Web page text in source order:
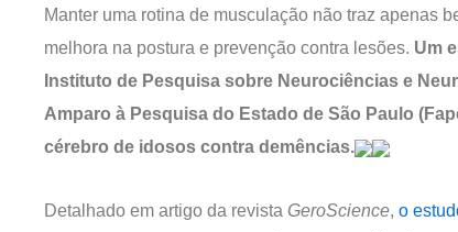
Manter uma rotina de musculação não traz apenas
melhora na postura e prevenção contra lesões. Um
Instituto de Pesquisa sobre Neurociências e
Amparo à Pesquisa do Estado de São Paulo
cérebro de idosos contra demências.
Detalhado em artigo da revista GeroScience, o